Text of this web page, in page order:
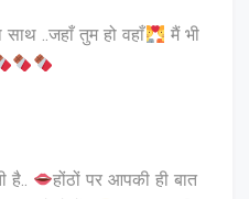
साथ ..जहाँ तुम हो वहाँ
मैं भी
है..
होंठों पर आपकी ही बात